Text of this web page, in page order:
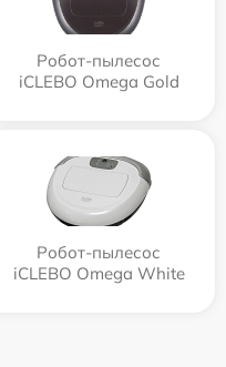
Робот-пылесос
iCLEBO Omega Gold
Робот-пылесос
iCLEBO Omega White